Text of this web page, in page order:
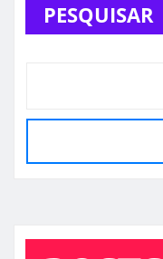
PESQUISAR